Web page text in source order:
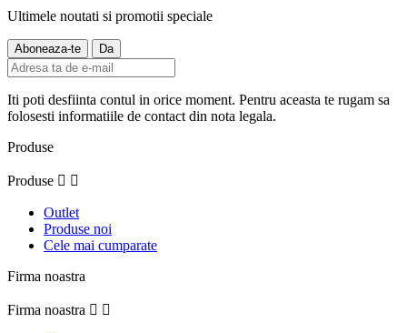
Ultimele noutati si promotii speciale
Iti poti desfiinta contul in orice moment. Pentru aceasta te rugam sa
folosesti informatiile de contact din nota legala.
Produse
Produse  
Outlet
Produse noi
Cele mai cumparate
Firma noastra
Firma noastra  